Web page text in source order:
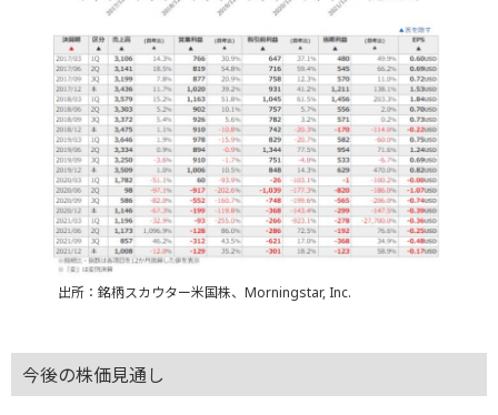
出所：銘柄スカウター米国株、Morningstar, Inc.
今後の株価見通し